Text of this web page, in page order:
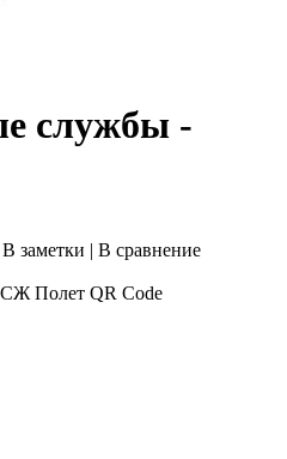
службы -
В заметки | В сравнение